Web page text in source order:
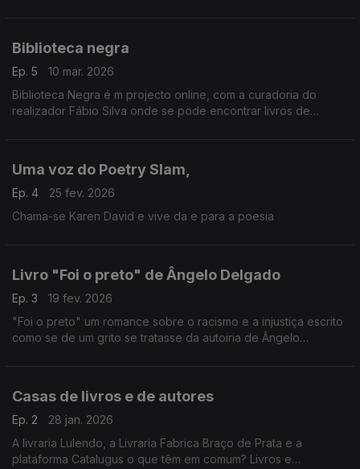
Biblioteca negra
Ep. 5
10 mar. 2026
Biblioteca Negra é m projecto online, com a curadoria do
realizador Fábio Silva onde se pode encontrar livros de
Uma voz do Poetry Slam,
Ep. 4
25 fev. 2026
Chama-se Karen David e vive da e para a poesia
Livro "Foi o preto" de Ângelo Delgado
Ep. 3
19 fev. 2026
"Foi o preto" um romance sobre o racismo e a injustiça escrito
como se de um grito se tratasse da autoiria de Ângelo
Casas de livros e de autores
Ep. 2
28 jan. 2026
A livraria Lulendo, a Livraria Fabrica Braço de Prata e a
plataforma Catalugus o que têm em comum? Livros e